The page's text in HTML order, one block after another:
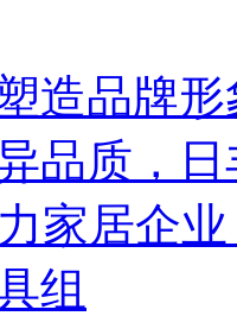
造品牌形
品质，日
家居企
组